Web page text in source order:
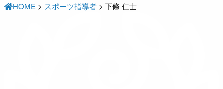
HOME > スポーツ指導者 >下條 仁士